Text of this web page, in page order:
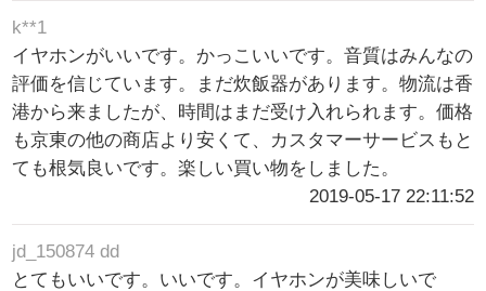
k**1
イヤホンがいいです。かっこいいです。音質はみんなの
評価を信じています。まだ炊飯器があります。物流は香
港から来ましたが、時間はまだ受け入れられます。価格
も京東の他の商店より安くて、カスタマーサービスもと
ても根気良いです。楽しい買い物をしました。
2019-05-17 22:11:52
jd_150874 dd
とてもいいです。いいです。イヤホンが美味しいで